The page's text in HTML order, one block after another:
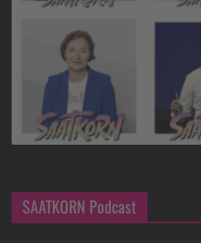
SAATKORN Podcast